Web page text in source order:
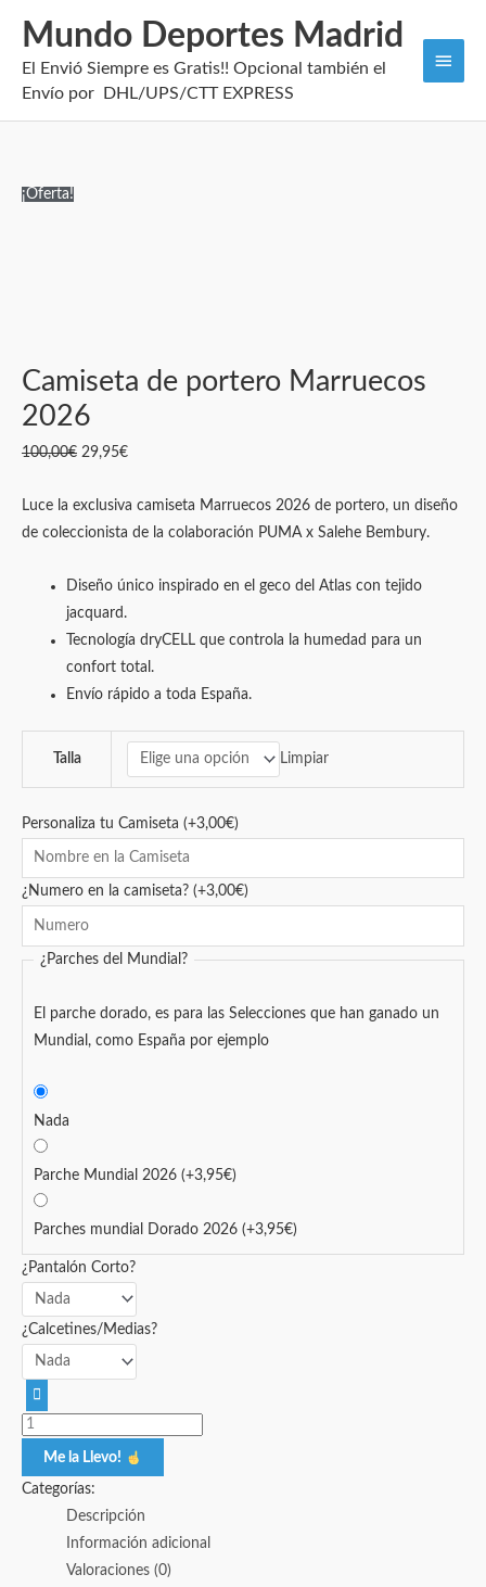
Mundo Deportes Madrid
El Envió Siempre es Gratis!! Opcional también el
Envío por DHL/UPS/CTT EXPRESS
¡Oferta!
Camiseta de portero Marruecos
2026
100,00€ 29,95€
Luce la exclusiva camiseta Marruecos 2026 de portero, un diseño
de coleccionista de la colaboración PUMA x Salehe Bembury.
Diseño único inspirado en el geco del Atlas con tejido
jacquard.
Tecnología dryCELL que controla la humedad para un
confort total.
Envío rápido a toda España.
Talla Limpiar
Personaliza tu Camiseta (+3,00€)
¿Numero en la camiseta? (+3,00€)
¿Parches del Mundial?
El parche dorado, es para las Selecciones que han ganado un
Mundial, como España por ejemplo
Nada
Parche Mundial 2026(+3,95€)
Parches mundial Dorado 2026(+3,95€)
¿Pantalón Corto?
¿Calcetines/Medias?
Camiseta
Me la Llevo!
Categorías:
Descripción
Información adicional
Valoraciones (0)